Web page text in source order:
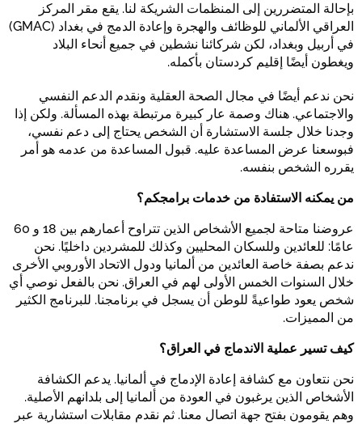
بإحالة المتضررين إلى المنظمات الشريكة لنا. يقع مقر المركز
العراقي الألماني للوظائف والهجرة وإعادة الدمج في بغداد (GMAC)
في أربيل وبغداد، لكن شركائنا نشطين في جميع أنحاء البلاد
ويغطون أيضًا إقليم كردستان بأكمله.
نحن ندعم أيضًا في مجال الصحة العقلية ونقدم الدعم النفسي
والاجتماعي. هناك وصمة عار كبيرة مرتبطة بهذه المسألة. ولكن إذا
وجدنا خلال جلسة الاستشارة أن الشخص يحتاج إلى دعم نفسي،
فبوسعنا عرض المساعدة عليه. قبول المساعدة من عدمه هو أمر
يقرره الشخص بنفسه.
من يمكنه الاستفادة من خدمات برامجكم؟
عروضنا متاحة لجميع الأشخاص الذين تتراوح أعمارهم بين 18 و 60
عامًا: للعائدين وللسكان المحليين وكذلك للمشردين داخليًا. نحن
ندعم بصفة خاصة العائدين من ألمانيا ودول الاتحاد الأوروبي الأخرى
خلال السنوات الخمس الأولى لهم في العراق. نحن بالفعل نوصي أي
شخص يعود طواعيةً للوطن أن يسجل في برنامجنا. للبرنامج الكثير
من المميزات.
كيف تسير عملية الاندماج في العراق؟
نحن نتعاون مع كشافة إعادة الإدماج في ألمانيا. يدعم الكشافة
الأشخاص الذين يرغبون في العودة من ألمانيا إلى بلدانهم الأصلية.
وهم يقومون بفتح جهة اتصال معنا. ثم نقدم مقابلات استشارية عبر